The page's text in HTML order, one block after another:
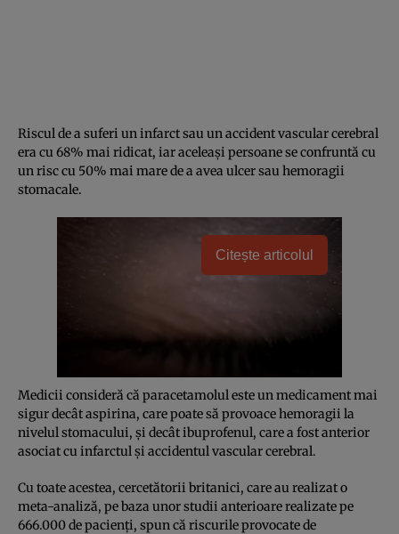
Riscul de a suferi un infarct sau un accident vascular cerebral
era cu 68% mai ridicat, iar aceleaşi persoane se confruntă cu
un risc cu 50% mai mare de a avea ulcer sau hemoragii
stomacale.
Citește articolul
Medicii consideră că paracetamolul este un medicament mai
sigur decât aspirina, care poate să provoace hemoragii la
nivelul stomacului, şi decât ibuprofenul, care a fost anterior
asociat cu infarctul şi accidentul vascular cerebral.
Cu toate acestea, cercetătorii britanici, care au realizat o
meta-analiză, pe baza unor studii anterioare realizate pe
666.000 de pacienţi, spun că riscurile provocate de